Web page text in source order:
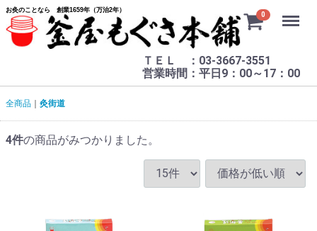
お灸のことなら 創業1659年（万治2年）
0
ＴＥＬ ：03-3667-3551
営業時間：平日9：00～17：00
Menu
全商品 灸街道
4件の商品がみつかりました。